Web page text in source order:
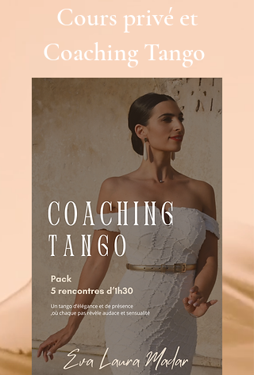
Cours privé et
Coaching Tango